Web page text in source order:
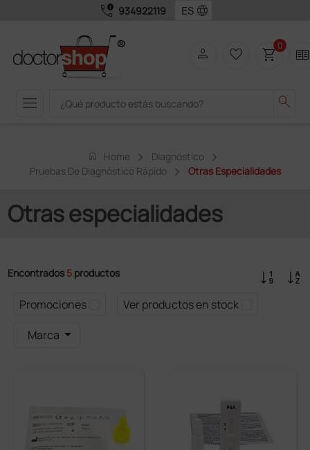
call_quality 934922119 language
menu search
person favorite_border shopping_cart0 two_pager
home Home
Diagnóstico
Pruebas De Diagnóstico Rápido
Otras Especialidades
Otras especialidades
Encontrados 5 productos
Promociones
Ver productos en stock
Marca